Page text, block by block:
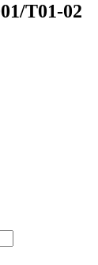
T01-02